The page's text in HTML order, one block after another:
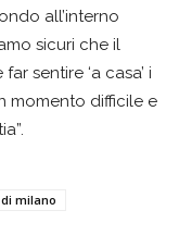
all’interno
sicuri che il
sentire ‘a casa’ i
momento difficile e
milano